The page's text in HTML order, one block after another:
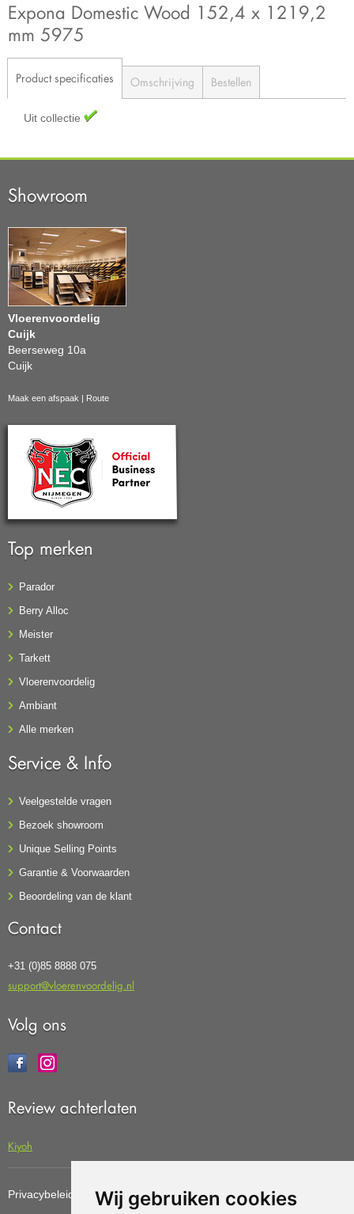
Wij gebruiken cookies
Expona Domestic Wood 152,4 x 1219,2
mm 5975
Product specificaties Omschrijving Bestellen
Uit collectie
Showroom
Vloerenvoordelig
Cuijk
Beerseweg 10a
Cuijk
Maak een afspaak Route
Top merken
Parador
Berry Alloc
Meister
Tarkett
Vloerenvoordelig
Ambiant
Alle merken
Service & Info
Veelgestelde vragen
Bezoek showroom
Unique Selling Points
Garantie & Voorwaarden
Beoordeling van de klant
Contact
+31 (0)85 8888 075
support@vloerenvoordelig.nl
Volg ons
Review achterlaten
Kiyoh
Privacybeleid Cookiebeleid Update cookies preferences